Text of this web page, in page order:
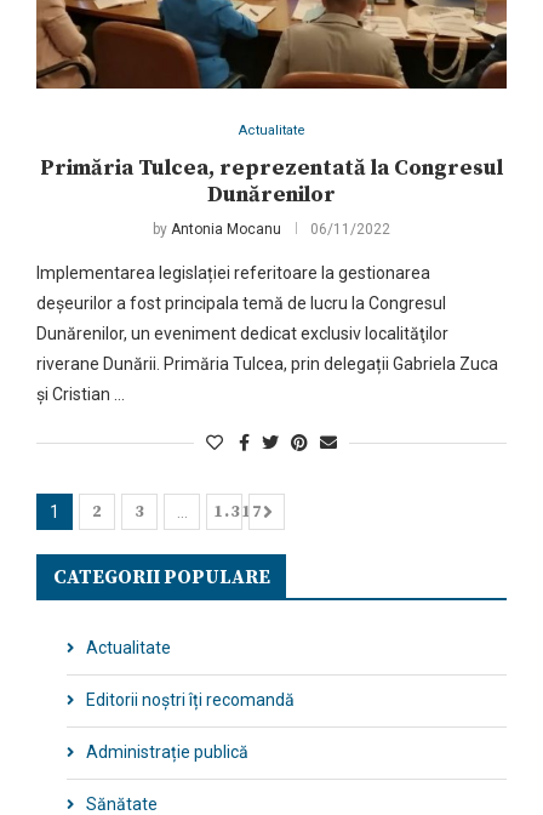
Actualitate
Primăria Tulcea, reprezentată la Congresul
Dunărenilor
by Antonia Mocanu 06/11/2022
Implementarea legislației referitoare la gestionarea
deșeurilor a fost principala temă de lucru la Congresul
Dunărenilor, un eveniment dedicat exclusiv localităţilor
riverane Dunării. Primăria Tulcea, prin delegații Gabriela Zuca
și Cristian …
1 2 3 1.317
CATEGORII POPULARE
Actualitate
Editorii noștri îți recomandă
Administrație publică
Sănătate